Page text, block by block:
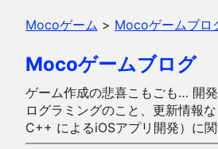
Mocoゲーム > Mocoゲームブロ
Mocoゲームブログ
ゲーム作成の悲喜こもごも… 開
ログラミングのこと、更新情報
C++ によるiOSアプリ開発）に